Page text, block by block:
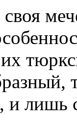
и лишь